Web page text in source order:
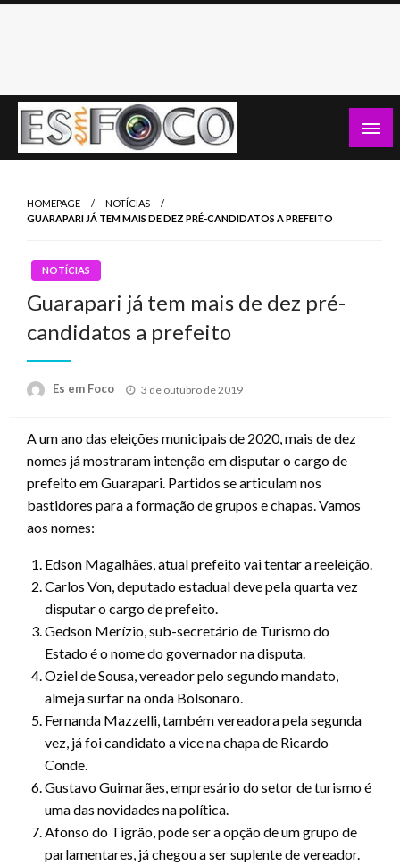
Skip
HOMEPAGE
NOTÍCIAS
GUARAPARI JÁ TEM MAIS DE DEZ PRÉ-CANDIDATOS A PREFEITO
NOTÍCIAS
Guarapari já tem mais de dez pré-
candidatos a prefeito
Es em Foco
Posted
3 de outubro de 2019
A um ano das eleições municipais de 2020, mais de dez
nomes já mostraram intenção em disputar o cargo de
prefeito em Guarapari. Partidos se articulam nos
bastidores para a formação de grupos e chapas. Vamos
aos nomes:
Edson Magalhães, atual prefeito vai tentar a reeleição.
Carlos Von, deputado estadual deve pela quarta vez
disputar o cargo de prefeito.
Gedson Merízio, sub-secretário de Turismo do
Estado é o nome do governador na disputa.
Oziel de Sousa, vereador pelo segundo mandato,
almeja surfar na onda Bolsonaro.
Fernanda Mazzelli, também vereadora pela segunda
vez, já foi candidato a vice na chapa de Ricardo
Conde.
Gustavo Guimarães, empresário do setor de turismo é
uma das novidades na política.
Afonso do Tigrão, pode ser a opção de um grupo de
parlamentares, já chegou a ser suplente de vereador.